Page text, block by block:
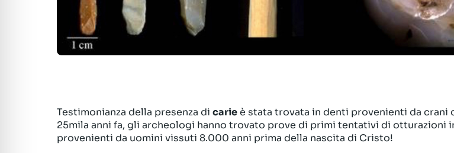
Testimonianza della presenza di carieè stata trovata in denti provenienti da crani
25mila anni fa, gli archeologi hanno trovato prove di primi tentativi di otturazioni
provenienti da uomini vissuti 8.000 anni prima della nascita di Cristo!